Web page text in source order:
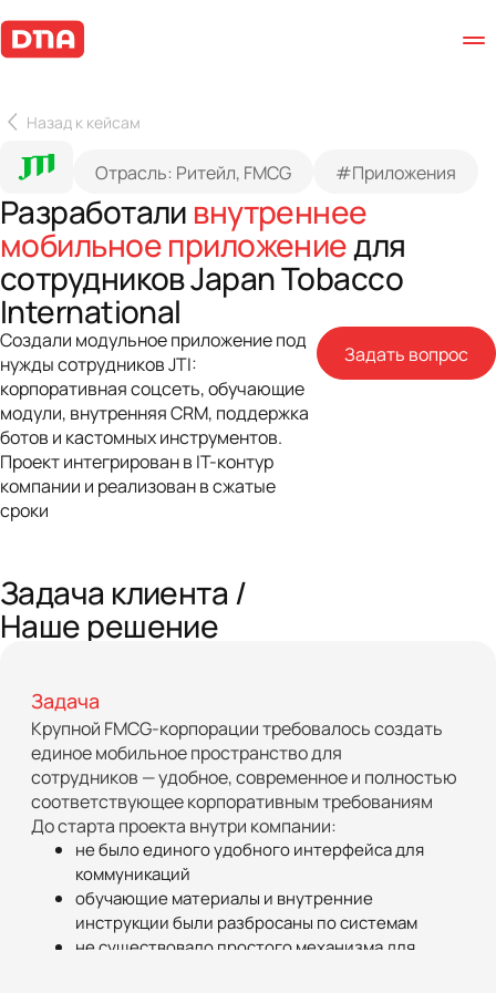
Назад к кейсам
Отрасль: Ритейл, FMCG #Приложения
Разработали внутреннее
мобильное приложениедля
сотрудников Japan Tobacco
International
Создали модульное приложение под
нужды сотрудников JTI:
корпоративная соцсеть, обучающие
модули, внутренняя CRM, поддержка
ботов и кастомных инструментов.
Проект интегрирован в IT-контур
компании и реализован в сжатые
сроки
Задать вопрос
Задача клиента /
Наше решение
Задача
Крупной FMCG-корпорации требовалось создать
единое мобильное пространство для
сотрудников — удобное, современное и полностью
соответствующее корпоративным требованиям
До старта проекта внутри компании:
не было единого удобного интерфейса для
коммуникаций
обучающие материалы и внутренние
инструкции были разбросаны по системам
не существовало простого механизма для